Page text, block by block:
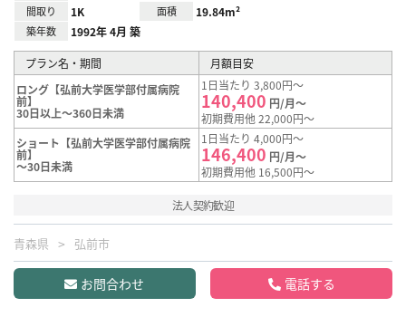
間取り 1K 面積 19.84m²
築年数 1992年 4月 築
プラン名・期間
月額目安
ロング【弘前大学医学部付属病院
前】
30日以上～360日未満
1日当たり 3,800円～
140,400 円/月～
初期費用他 22,000円～
ショート【弘前大学医学部付属病院
前】
～30日未満
1日当たり 4,000円～
146,400 円/月～
初期費用他 16,500円～
法人契約歓迎
青森県 弘前市
お問合わせ 電話する